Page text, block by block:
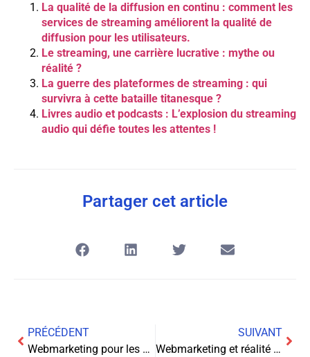
La qualité de la diffusion en continu : comment les
services de streaming améliorent la qualité de
diffusion pour les utilisateurs.
Le streaming, une carrière lucrative : mythe ou
réalité ?
La guerre des plateformes de streaming : qui
survivra à cette bataille titanesque ?
Livres audio et podcasts : L’explosion du streaming
audio qui défie toutes les attentes !
Partager cet article
PRÉCÉDENT
Webmarketing pour les petites entreprises : découvrez les leviers qui mènent à la richesse
SUIVANT
Webmarketing et réalité augmentée : Plongez au cœur de l’expérience client innovante